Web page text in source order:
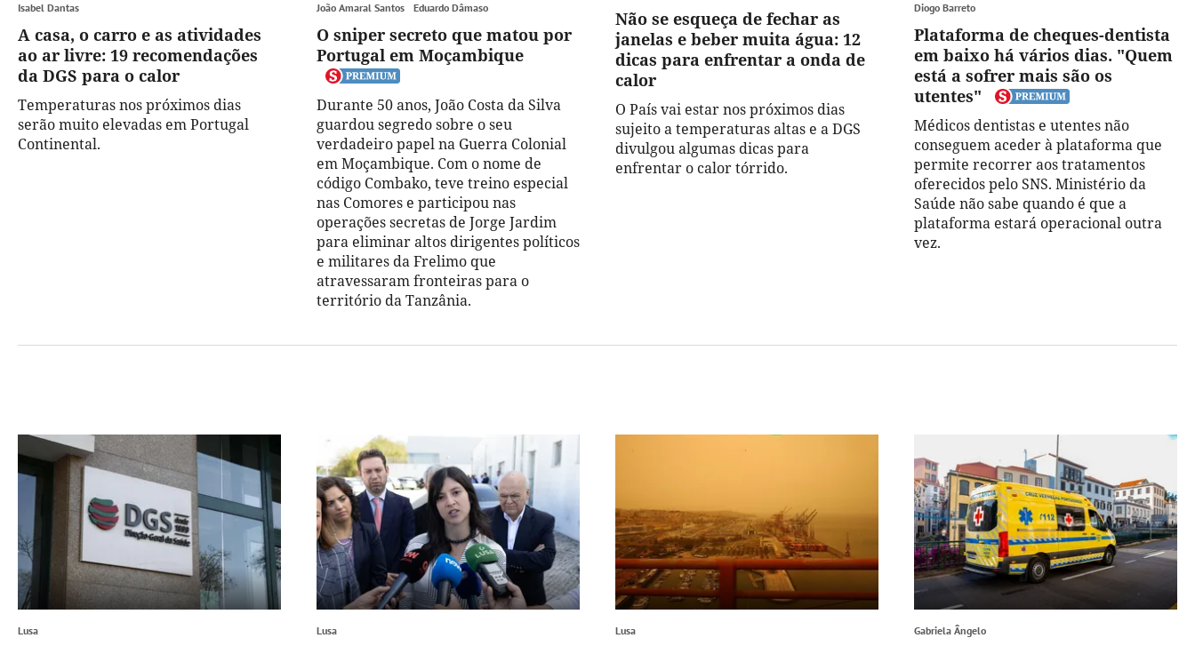
Isabel Dantas
A casa, o carro e as atividades
ao ar livre: 19 recomendações
da DGS para o calor
Temperaturas nos próximos dias
serão muito elevadas em Portugal
Continental.
João Amaral Santos Eduardo Dâmaso
O sniper secreto que matou por
Portugal em Moçambique
Durante 50 anos, João Costa da Silva
guardou segredo sobre o seu
verdadeiro papel na Guerra Colonial
em Moçambique. Com o nome de
código Combako, teve treino especial
nas Comores e participou nas
operações secretas de Jorge Jardim
para eliminar altos dirigentes políticos
e militares da Frelimo que
atravessaram fronteiras para o
território da Tanzânia.
Não se esqueça de fechar as
janelas e beber muita água: 12
dicas para enfrentar a onda de
calor
O País vai estar nos próximos dias
sujeito a temperaturas altas e a DGS
divulgou algumas dicas para
enfrentar o calor tórrido.
Diogo Barreto
Plataforma de cheques-dentista
em baixo há vários dias. "Quem
está a sofrer mais são os
utentes"
Médicos dentistas e utentes não
conseguem aceder à plataforma que
permite recorrer aos tratamentos
oferecidos pelo SNS. Ministério da
Saúde não sabe quando é que a
plataforma estará operacional outra
vez.
Lusa Lusa Lusa Gabriela Ângelo